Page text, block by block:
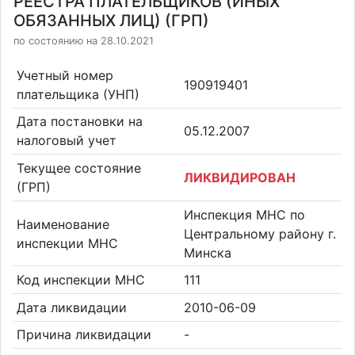
ОБЯЗАННЫХ ЛИЦ) (ГРП)
по состоянию на 28.10.2021
Учетный номер
плательщика (УНП)
190919401
Дата постановки на
налоговый учет
05.12.2007
Текущее состояние
(ГРП)
ЛИКВИДИРОВАН
Наименование
инспекции МНС
Инспекция МНС по
Центральному району г.
Минска
Код инспекции МНС
111
Дата ликвидации
2010-06-09
Причина ликвидации
-